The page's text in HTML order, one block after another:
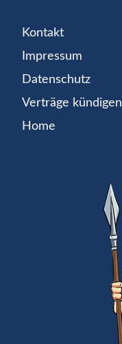
Kontakt
Impressum
Datenschutz
Verträge kündigen
Home